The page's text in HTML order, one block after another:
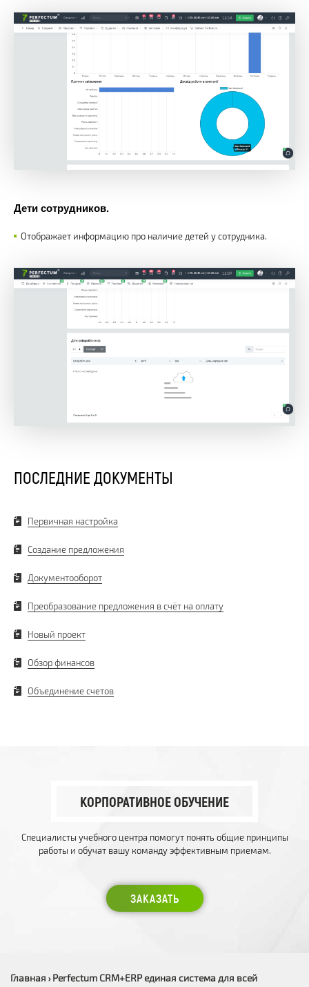
Дети сотрудников.
Отображает информацию про наличие детей у сотрудника.
ПОСЛЕДНИЕ ДОКУМЕНТЫ
Первичная настройка
Создание предложения
Документооборот
Преобразование предложения в счёт на оплату
Новый проект
Обзор финансов
Объединение счетов
КОРПОРАТИВНОЕ ОБУЧЕНИЕ
Специалисты учебного центра помогут понять общие принципы
работы и обучат вашу команду эффективным приемам.
ЗАКАЗАТЬ
Главная › Perfectum CRM+ERP единая система для всей